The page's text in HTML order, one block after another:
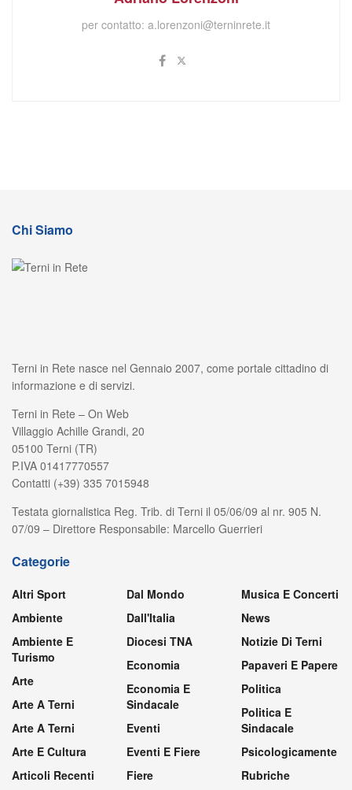
per contatto: a.lorenzoni@terninrete.it
Chi Siamo
Terni in Rete nasce nel Gennaio 2007, come portale cittadino di
informazione e di servizi.
Terni in Rete – On Web
Villaggio Achille Grandi, 20
05100 Terni (TR)
P.IVA 01417770557
Contatti (+39) 335 7015948
Testata giornalistica Reg. Trib. di Terni il 05/06/09 al nr. 905 N.
07/09 – Direttore Responsabile: Marcello Guerrieri
Categorie
Altri Sport
Ambiente
Ambiente E
Turismo
Arte
Arte A Terni
Arte A Terni
Arte E Cultura
Articoli Recenti
Dal Mondo
Dall'Italia
Diocesi TNA
Economia
Economia E
Sindacale
Eventi
Eventi E Fiere
Fiere
Musica E Concerti
News
Notizie Di Terni
Papaveri E Papere
Politica
Politica E
Sindacale
Psicologicamente
Rubriche